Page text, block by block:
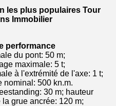
les plus populaires Tour
Immobilier
performance
du pont: 50 m;
maximale: 5 t;
à l'extrémité de l'axe: 1 t;
nominal: 500 kn.m.
30 m; hauteur
grue ancrée: 120 m;